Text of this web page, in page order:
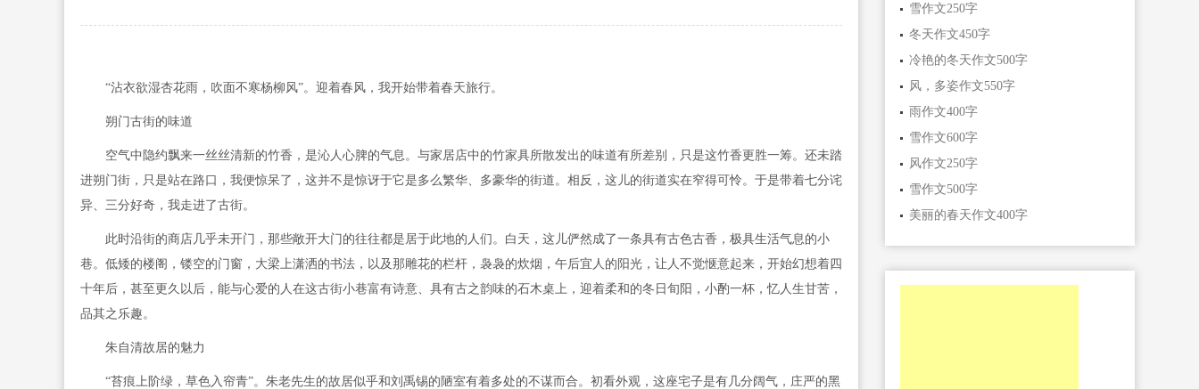
“沾衣欲湿杏花雨，吹面不寒杨柳风”。迎着春风，我开始带着春天旅行。
朔门古街的味道
空气中隐约飘来一丝丝清新的竹香，是沁人心脾的气息。与家居店中的竹家具所散发出的味道有所差别，只是这竹香更胜一筹。还未踏
进朔门街，只是站在路口，我便惊呆了，这并不是惊讶于它是多么繁华、多豪华的街道。相反，这儿的街道实在窄得可怜。于是带着七分诧
异、三分好奇，我走进了古街。
此时沿街的商店几乎未开门，那些敞开大门的往往都是居于此地的人们。白天，这儿俨然成了一条具有古色古香，极具生活气息的小
巷。低矮的楼阁，镂空的门窗，大梁上潇洒的书法，以及那雕花的栏杆，袅袅的炊烟，午后宜人的阳光，让人不觉惬意起来，开始幻想着四
十年后，甚至更久以后，能与心爱的人在这古街小巷富有诗意、具有古之韵味的石木桌上，迎着柔和的冬日旬阳，小酌一杯，忆人生甘苦，
品其之乐趣。
朱自清故居的魅力
“苔痕上阶绿，草色入帘青”。朱老先生的故居似乎和刘禹锡的陋室有着多处的不谋而合。初看外观，这座宅子是有几分阔气，庄严的黑
雪作文250字
冬天作文450字
冷艳的冬天作文500字
风，多姿作文550字
雨作文400字
雪作文600字
风作文250字
雪作文500字
美丽的春天作文400字